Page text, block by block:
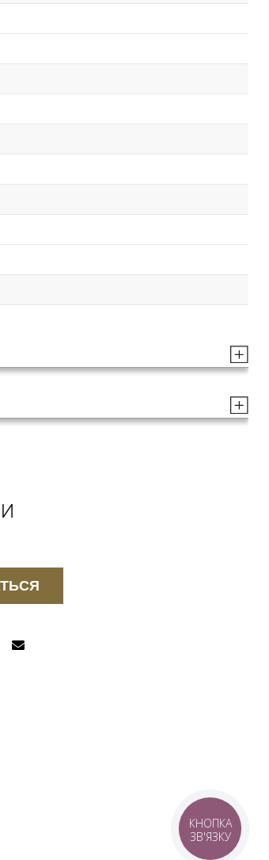
КНОПКА
ЗВ'ЯЗКУ